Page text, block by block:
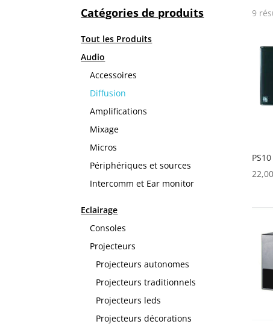
Catégories de produits
Tout les Produits
Audio
Accessoires
Diffusion
Amplifications
Mixage
Micros
Périphériques et sources
Intercomm et Ear monitor
Eclairage
Consoles
Projecteurs
Projecteurs autonomes
Projecteurs traditionnels
Projecteurs leds
Projecteurs décorations
9
PS10
22,00